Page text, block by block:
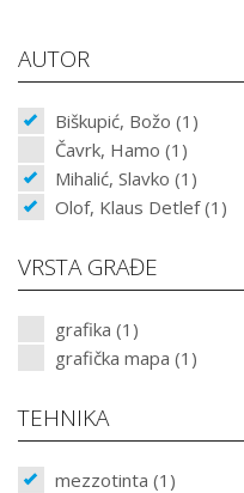
AUTOR
Biškupić, Božo (1)
Čavrk, Hamo (1)
Mihalić, Slavko (1)
Olof, Klaus Detlef (1)
VRSTA GRAĐE
grafika (1)
grafička mapa (1)
TEHNIKA
mezzotinta (1)